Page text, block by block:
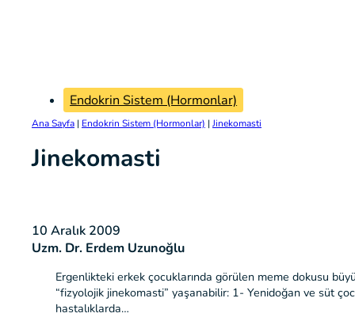
Endokrin Sistem (Hormonlar)
Ana Sayfa | Endokrin Sistem (Hormonlar) | Jinekomasti
Jinekomasti
10 Aralık 2009
Uzm. Dr. Erdem Uzunoğlu
Ergenlikteki erkek çocuklarında görülen meme dokusu
“fizyolojik jinekomasti” yaşanabilir: 1- Yenidoğan ve süt
hastalıklarda…